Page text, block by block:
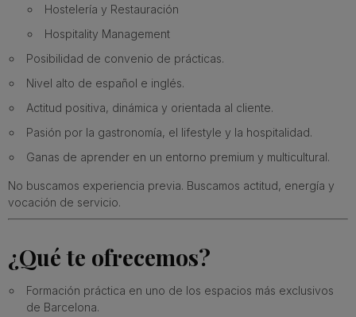
Hostelería y Restauración
Hospitality Management
Posibilidad de convenio de prácticas.
Nivel alto de español e inglés.
Actitud positiva, dinámica y orientada al cliente.
Pasión por la gastronomía, el lifestyle y la hospitalidad.
Ganas de aprender en un entorno premium y multicultural.
No buscamos experiencia previa. Buscamos actitud, energía y
vocación de servicio.
¿Qué te ofrecemos?
Formación práctica en uno de los espacios más exclusivos
de Barcelona.